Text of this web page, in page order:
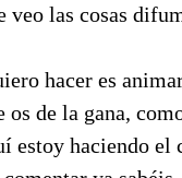
veo las cosas
hacer es
os de la gana,
estoy haciendo el